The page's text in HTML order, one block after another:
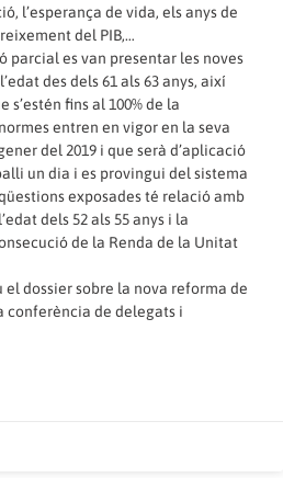
l’esperança de vida, els anys de
del PIB,…
parcial es van presentar les noves
des dels 61 als 63 anys, així
fins al 100% de la
entren en vigor en la seva
del 2019 i que serà d’aplicació
un dia i es provingui del sistema
exposades té relació amb
dels 52 als 55 anys i la
de la Renda de la Unitat
dossier sobre la nova reforma de
conferència de delegats i